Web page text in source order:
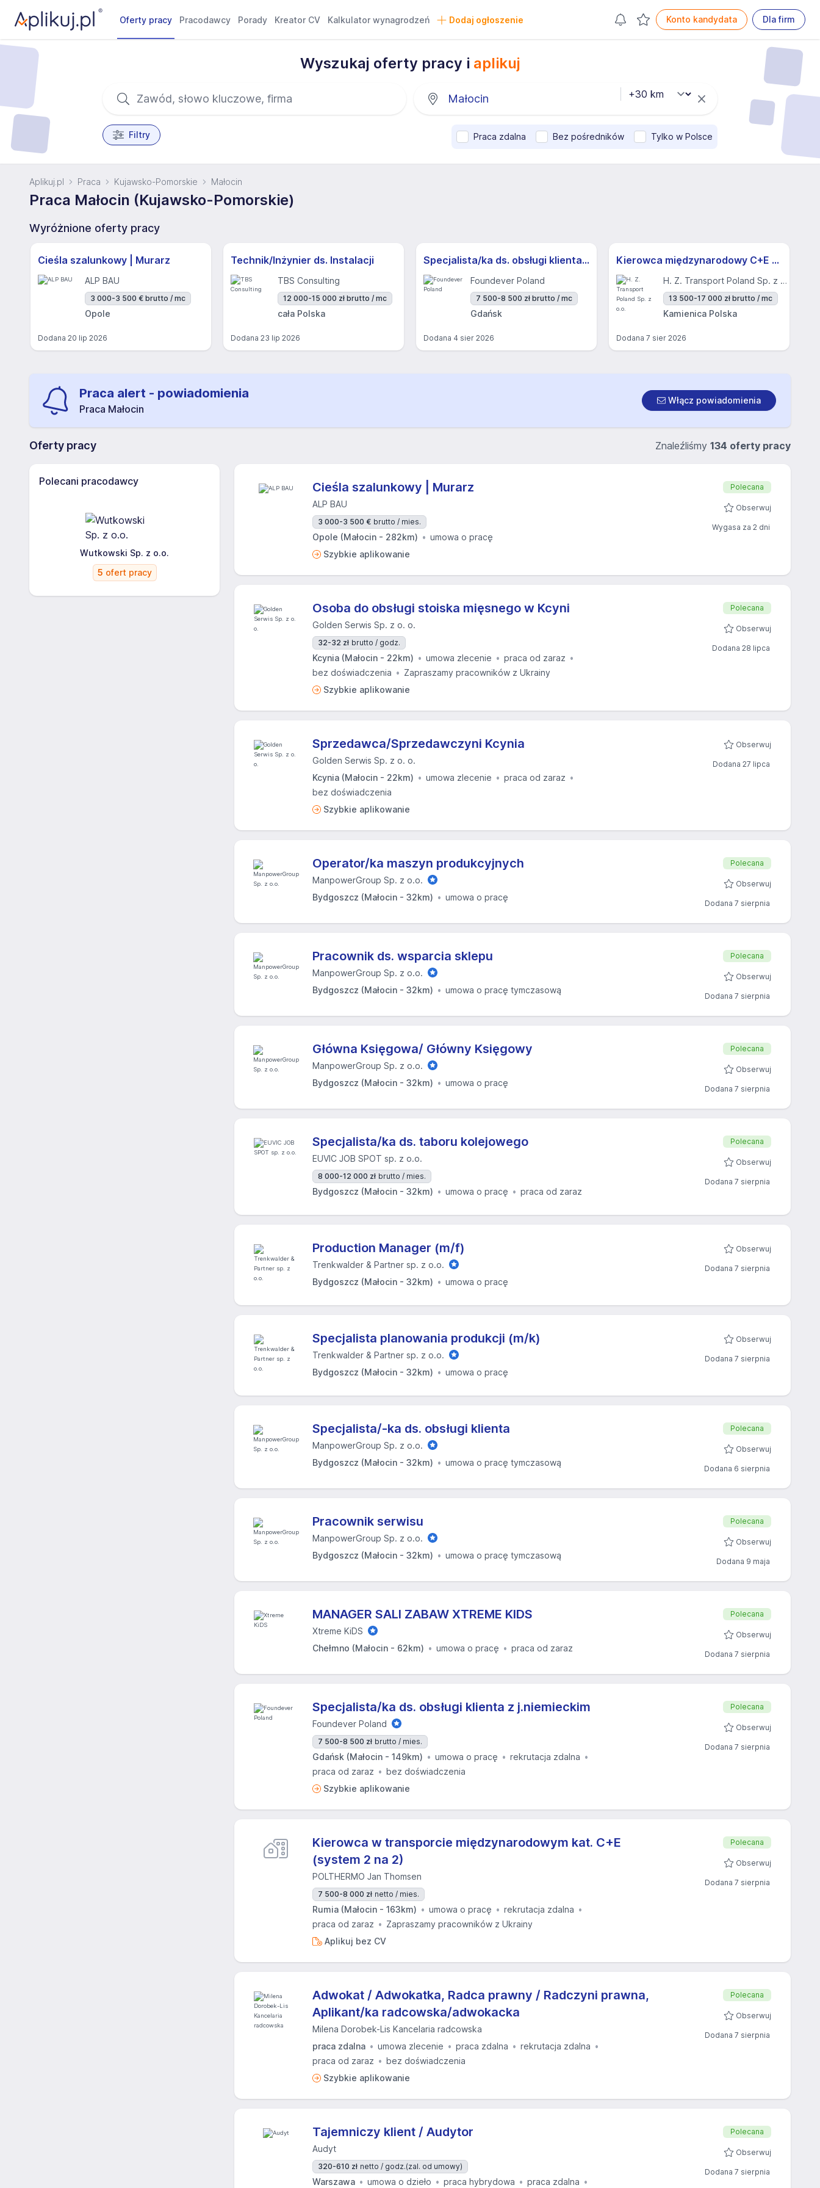
Oferty pracy Pracodawcy Porady Kreator CV Kalkulator wynagrodzeń Dodaj ogłoszenie Konto kandydata Dla firm
Wyszukaj oferty pracy i aplikuj
Filtry Praca zdalna Bez pośredników Tylko w Polsce
Aplikuj.pl Praca Kujawsko-Pomorskie Małocin
Praca Małocin (Kujawsko-Pomorskie)
Wyróżnione oferty pracy
Cieśla szalunkowy | Murarz
ALP BAU
3 000-3 500 € brutto / mc
Opole
Dodana 20 lip 2026
Technik/Inżynier ds. Instalacji
TBS Consulting
12 000-15 000 zł brutto / mc
cała Polska
Dodana 23 lip 2026
Specjalista/ka ds. obsługi klienta z j.niemieckim
Foundever Poland
7 500-8 500 zł brutto / mc
Gdańsk
Dodana 4 sier 2026
Kierowca międzynarodowy C+E (K/M)
H. Z. Transport Poland Sp. z o.o.
13 500-17 000 zł brutto / mc
Kamienica Polska
Dodana 7 sier 2026
Praca alert - powiadomienia
Praca Małocin
Włącz powiadomienia
Oferty pracy Znaleźliśmy 134 oferty pracy
Polecani pracodawcy
Wutkowski Sp. z o.o.
5 ofert pracy
Cieśla szalunkowy | Murarz
ALP BAU
3 000-3 500 € brutto / mies.
Opole (Małocin - 282km)
umowa o pracę
Szybkie aplikowanie
Polecana
Obserwuj
Wygasa za 2 dni
Osoba do obsługi stoiska mięsnego w Kcyni
Golden Serwis Sp. z o. o.
32-32 zł brutto / godz.
Kcynia (Małocin - 22km) umowa zlecenie
praca od zaraz
bez doświadczenia
Zapraszamy pracowników z Ukrainy
Szybkie aplikowanie
Polecana
Obserwuj
Dodana 28 lipca
Sprzedawca/Sprzedawczyni Kcynia
Golden Serwis Sp. z o. o.
Kcynia (Małocin - 22km)
umowa zlecenie
praca od zaraz
bez doświadczenia
Szybkie aplikowanie
Obserwuj
Dodana 27 lipca
Operator/ka maszyn produkcyjnych
ManpowerGroup Sp. z o.o.
Bydgoszcz (Małocin - 32km)
umowa o pracę
Polecana
Obserwuj
Dodana 7 sierpnia
Pracownik ds. wsparcia sklepu
ManpowerGroup Sp. z o.o.
Bydgoszcz (Małocin - 32km)
umowa o pracę tymczasową
Polecana
Obserwuj
Dodana 7 sierpnia
Główna Księgowa/ Główny Księgowy
ManpowerGroup Sp. z o.o.
Bydgoszcz (Małocin - 32km)
umowa o pracę
Polecana
Obserwuj
Dodana 7 sierpnia
Specjalista/ka ds. taboru kolejowego
EUVIC JOB SPOT sp. z o.o.
8 000-12 000 zł brutto / mies.
Bydgoszcz (Małocin - 32km) umowa o pracę praca od zaraz
Polecana
Obserwuj
Dodana 7 sierpnia
Production Manager (m/f)
Trenkwalder & Partner sp. z o.o.
Bydgoszcz (Małocin - 32km)
umowa o pracę
Obserwuj
Dodana 7 sierpnia
Specjalista planowania produkcji (m/k)
Trenkwalder & Partner sp. z o.o.
Bydgoszcz (Małocin - 32km)
umowa o pracę
Obserwuj
Dodana 7 sierpnia
Specjalista/-ka ds. obsługi klienta
ManpowerGroup Sp. z o.o.
Bydgoszcz (Małocin - 32km)
umowa o pracę tymczasową
Polecana
Obserwuj
Dodana 6 sierpnia
Pracownik serwisu
ManpowerGroup Sp. z o.o.
Bydgoszcz (Małocin - 32km)
umowa o pracę tymczasową
Polecana
Obserwuj
Dodana 9 maja
MANAGER SALI ZABAW XTREME KIDS
Xtreme KiDS
Chełmno (Małocin - 62km)
umowa o pracę praca od zaraz
Polecana
Obserwuj
Dodana 7 sierpnia
Specjalista/ka ds. obsługi klienta z j.niemieckim
Foundever Poland
7 500-8 500 zł brutto / mies.
Gdańsk (Małocin - 149km) umowa o pracę
rekrutacja zdalna
praca od zaraz
bez doświadczenia
Szybkie aplikowanie
Polecana
Obserwuj
Dodana 7 sierpnia
Kierowca w transporcie międzynarodowym kat. C+E
(system 2 na 2)
POLTHERMO Jan Thomsen
7 500-8 000 zł netto / mies.
Rumia (Małocin - 163km) umowa o pracę
rekrutacja zdalna
praca od zaraz
Zapraszamy pracowników z Ukrainy
Aplikuj bez CV
Polecana
Obserwuj
Dodana 7 sierpnia
Adwokat / Adwokatka, Radca prawny / Radczyni prawna,
Aplikant/ka radcowska/adwokacka
Milena Dorobek-Lis Kancelaria radcowska
praca zdalna
umowa zlecenie praca zdalna
rekrutacja zdalna
praca od zaraz
bez doświadczenia
Szybkie aplikowanie
Polecana
Obserwuj
Dodana 7 sierpnia
Tajemniczy klient / Audytor
Audyt
320-610 zł netto / godz.(zal. od umowy)
Warszawa umowa o dzieło praca hybrydowa praca zdalna
Polecana
Obserwuj
Dodana 7 sierpnia